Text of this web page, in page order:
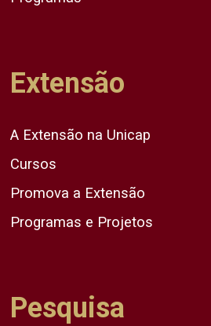
Extensão
A Extensão na Unicap
Cursos
Promova a Extensão
Programas e Projetos
Pesquisa